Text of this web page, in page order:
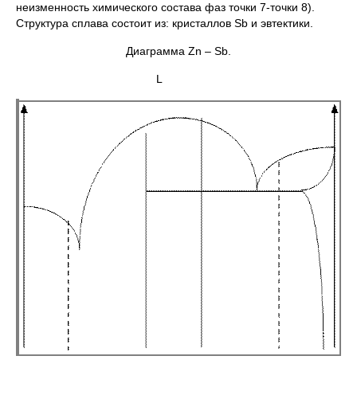
неизменность химического состава фаз точки 7-точки 8).
Структура сплава состоит из: кристаллов Sb и эвтектики.
Диаграмма Zn – Sb.
L